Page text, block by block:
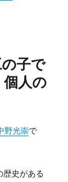
子で
人の
野光崇で
歴史がある